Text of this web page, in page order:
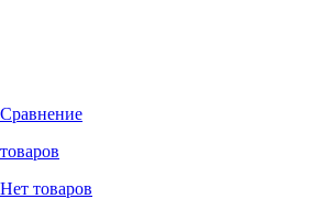
Сравнение
товаров
Нет товаров